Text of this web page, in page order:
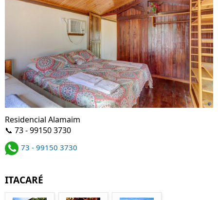
Residencial Alamaim
📞 73 - 99150 3730
73 - 99150 3730
ITACARÉ